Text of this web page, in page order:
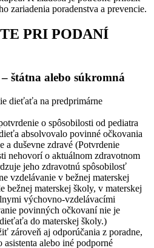
zariadenia poradenstva a prevencie.
PRI PODANÍ
štátna alebo súkromná
dieťaťa na predprimárne
o spôsobilosti od pediatra
absolvovalo povinné očkovania
a duševne zdravé (Potvrdenie
nehovorí o aktuálnom zdravotnom
jeho zdravotnú spôsobilosť
vzdelávanie v bežnej materskej
bežnej materskej školy, v materskej
výchovno-vzdelávacími
povinných očkovaní nie je
do materskej školy.)
zároveň aj odporúčania z poradne,
asistenta alebo iné podporné